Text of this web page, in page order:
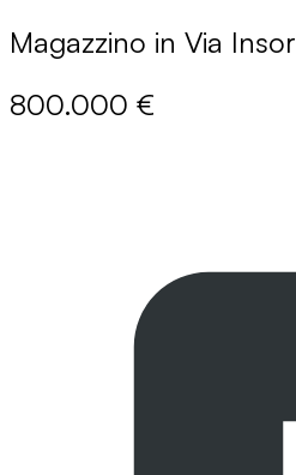
Magazzino in Via
800.000 €